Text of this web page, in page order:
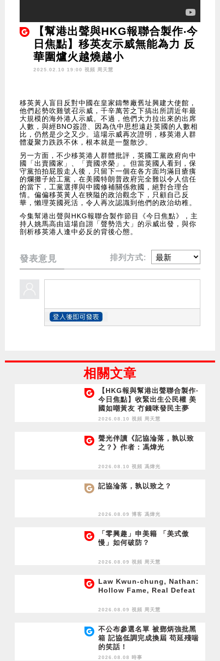
【幫港出聲與HKG報聯合製作‧今
日焦點】移英友示威無能為力 反
華圍爐火越燒越小
2025.02.10 19:00 視頻 周天慧
移英黃人盲目反對中國在皇家鑄幣廠舊址興建大使館，
他們起勢吹雞號召示威，千辛萬苦之下搞出所謂近年最
大規模的海外港人示威。不過，他們大力拉出來的出席
人數，與經BNO簽證、因為仇中思想遠赴英國的人數相
比，仍然是少之又少。這場示威再次證明，移英港人群
體凝聚力跌跌不休，根本就是一盤散沙。
另一方面，不少移英港人群體批評，英國工黨政府向中
國「出賣國家」、「賣國求榮」。但當英國人看到，保
守黨拍拍屁股走人後，只留下一個在各方面均滿目瘡痍
的爛攤子給工黨，在美國特朗普政府完全難以令人信任
的當下，工黨選擇與中國修補關係救國，絕對合理合
情。偏偏移英黃人在狹隘的政治觀念下，只顧自己反
華，懶理英國死活，令人再次認識到他們的政治幼稚。
今集幫港出聲與HKG報聯合製作節目《今日焦點》，主
持人姚馬高由這場自詡「聲勢浩大」的示威出發，與你
剖析移英港人逢中必反的背後心態。
發表意見 排列方式:
相關文章
【HKG報與幫港出聲聯合製作‧
今日焦點】收緊出生公民權 美
國如嘲黃友 冇錢咪發民主夢
「質」「量」都唔合格 記協憑
2026.08.10 視頻 周天慧
聲光伴讀《記協淪落，孰以致
之？》作者：馮煒光
2026.08.10 視頻 馮煒光
記協淪落，孰以致之？
2026.08.09 博客 馮煒光
「零興趣」申美籍 「美式傲
慢」如何破防？
2026.08.09 視頻 周天慧
Law Kwun-chung, Nathan:
Hollow Fame, Real Defeat
2026.08.09 視頻 周天慧
不公布參選名單 被鄧炳強批黑
箱 記協低調完成換屆 苟延殘喘
的笑話！
2026.08.08 時事